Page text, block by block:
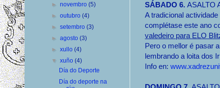
SÁBADO 6. ASALTO
A tradicional
complétase este ano
valedeiro para ELO
Pero o mellor é pasar
lembrando a loita dos
Info en:
►novembro(5)
►outubro(4)
►setembro(3)
►agosto(3)
►xullo(4)
▼xuño(4)
Día do Deporte
Día do deporte na